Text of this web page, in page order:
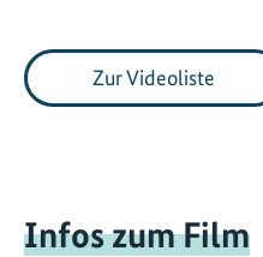
Zur Videoliste
Infos zum Film